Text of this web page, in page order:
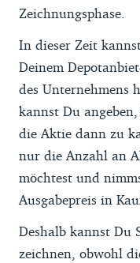
Zeichnungsphase.
In dieser Zeit
Deinem
des Unternehmens
kannst Du
die Aktie dann zu
nur die Anzahl an
möchtest und
Ausgabepreis in
Deshalb kannst Du
zeichnen, obwohl